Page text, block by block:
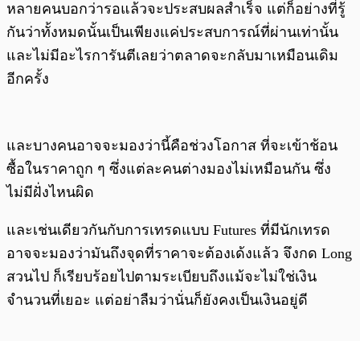
หลายคนบอกว่ารอแล้วจะประสบผลสำเร็จ แต่ก็อย่างที่รู้
กันว่าทั้งหมดนั้นเป็นเพียงแค่ประสบการณ์ที่ผ่านเท่านั้น
และไม่มีอะไรการันตีเลยว่าตลาดจะกลับมาเหมือนเดิม
อีกครั้ง
และบางคนอาจจะมองว่านี้คือช่วงโอกาส ที่จะเข้าช้อน
ซื้อในราคาถูก ๆ ซึ่งแต่ละคนต่างมองไม่เหมือนกัน ซึ่ง
ไม่มีฝั่งไหนผิด
และเช่นเดียวกันกับการเทรดแบบ Futures ที่มีนักเทรด
อาจจะมองว่ามันถึงจุดที่ราคาจะต้องเด้งแล้ว จึงกด Long
สวนไป ก็เรียบร้อยไปตามระเบียบถึงแม้จะไม่ใช่เงิน
จำนวนที่เยอะ แต่อย่าลืมว่านั่นก็ยังคงเป็นเงินอยู่ดี